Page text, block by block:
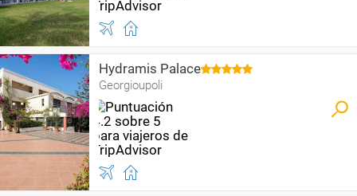
Hydramis Palace
Georgioupoli